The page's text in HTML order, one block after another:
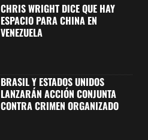
CHRIS ‌WRIGHT DICE QUE HAY
ESPACIO PARA CHINA EN
VENEZUELA
BRASIL Y ESTADOS UNIDOS
LANZARÁN ACCIÓN CONJUNTA
CONTRA CRIMEN ORGANIZADO